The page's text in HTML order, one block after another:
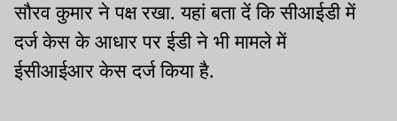
सौरव कुमार ने पक्ष रखा. यहां बता दें कि सीआईडी में
दर्ज केस के आधार पर ईडी ने भी मामले में
ईसीआईआर केस दर्ज किया है.